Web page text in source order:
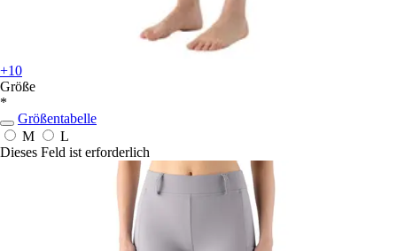
+10
Größe
*
Größentabelle
M
L
Dieses Feld ist erforderlich